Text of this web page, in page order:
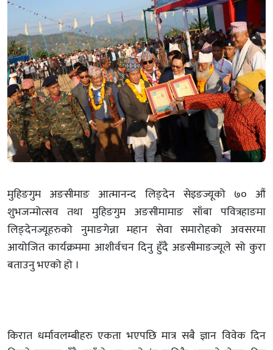
मुहिङगुम अङसीमाङ आत्मानन्द लिङ्देन सेइङज्यूको ७० औं
शुभजन्मोत्सव तथा मुहिङगुम अङसीमामाङ साँबा पवित्रहाङमा
लिङ्देनज्यूहरुको नुमाङगेन्ना महान सेवा समारोहको अवसरमा
आयोजित कार्यक्रममा आशीर्वचन दिनु हुँदै अङसीमाङज्यूले सो कुरा
बताउनु भएको हो ।
किरात धर्मावलम्बीहरु एकता भएपछि मात्र सबै ज्ञान विवेक दिन